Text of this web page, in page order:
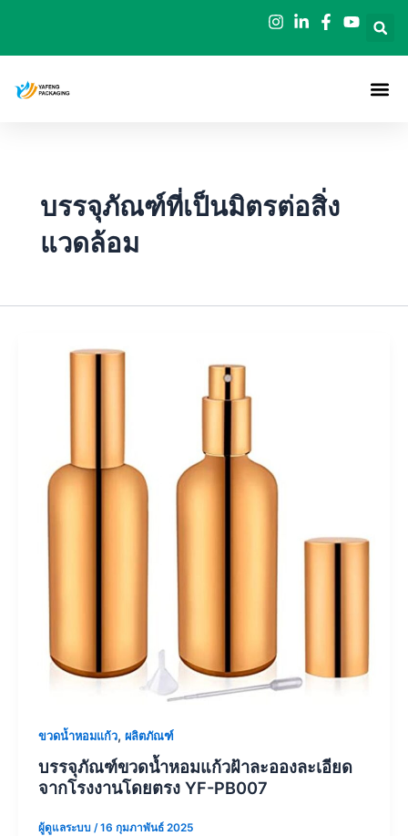
ยัง
บรรจุภัณฑ์ที่เป็นมิตรต่อสิ่ง
แวดล้อม
ขวดน้ำหอมแก้ว, ผลิตภัณฑ์
บรรจุภัณฑ์ขวดน้ำหอมแก้วฝ้าละอองละเอียด
จากโรงงานโดยตรง YF-PB007
ผู้ดูแลระบบ /16 กุมภาพันธ์ 2025